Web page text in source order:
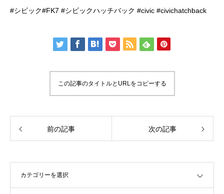
#シビック#FK7 #シビックハッチバック #civic #civichatchback
この記事のタイトルとURLをコピーする
前の記事 次の記事